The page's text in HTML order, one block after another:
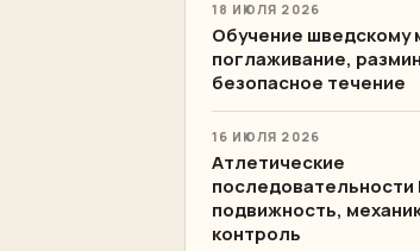
18 ИЮЛЯ 2026
Обучение шведскому
поглаживание,
безопасное течение
16 ИЮЛЯ 2026
Атлетические
последовательности
подвижность,
контроль